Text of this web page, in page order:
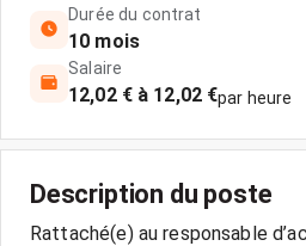
Durée du contrat
10 mois
Salaire
12,02 € à 12,02 €par heure
Description du poste
Rattaché(e) au responsable